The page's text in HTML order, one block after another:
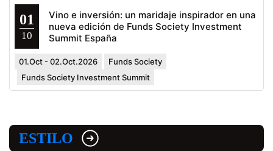
01
10
Vino e inversión: un maridaje inspirador en una
nueva edición de Funds Society Investment
Summit España
01.Oct - 02.Oct.2026
Funds Society
Funds Society Investment Summit
ESTILO